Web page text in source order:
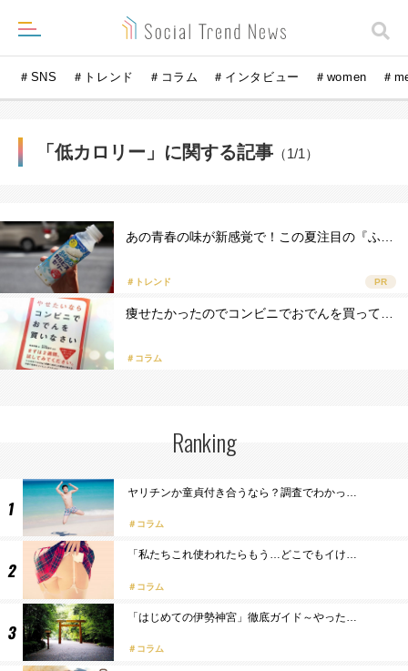
＃SNS ＃トレンド ＃コラム ＃インタビュー ＃women ＃
「低カロリー」に関する記事 （1/1）
あの青春の味が新感覚で！この夏注目の『ふ…
＃トレンド PR
痩せたかったのでコンビニでおでんを買って…
＃コラム
Ranking
ヤリチンか童貞付き合うなら？調査でわかっ…
コラム
「私たちこれ使われたらもう…どこでもイけ…
コラム
「はじめての伊勢神宮」徹底ガイド～やった…
コラム